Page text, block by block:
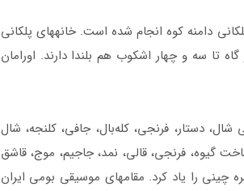
دامنه کوه انجام شده است. خانه­های پلکانی
سه و چهار اشکوب هم بلندا دارند. اورامان
دستار، فرنجی، کله‌بال، جافی، کلنجه، شال
گیوه، فرنجی، قالی، نمد، جاجیم، موج، قاشق
را یاد کرد. مقام­های موسیقی بومی ایران